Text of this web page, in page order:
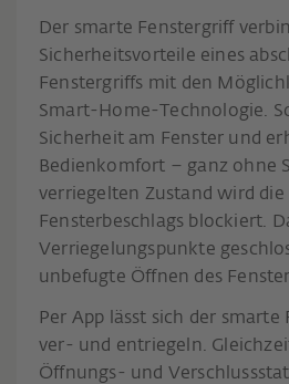
Der smarte Fenstergriff
Sicherheitsvorteile eines
Fenstergriffs mit den
Smart-Home-Technologie.
Sicherheit am Fenster und
Bedienkomfort – ganz ohne
verriegelten Zustand wird die
Fensterbeschlags blockiert.
Verriegelungspunkte
unbefugte Öffnen des
Per App lässt sich der
ver- und entriegeln.
Öffnungs- und